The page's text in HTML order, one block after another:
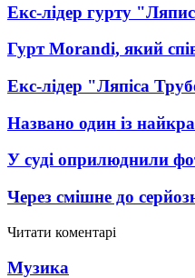
Екс-лідер гурту
Гурт Morandi, який
Екс-лідер "Ляпіса
Названо один із
У суді оприлюднили
Через смішне до
Читати коментарі
Музика